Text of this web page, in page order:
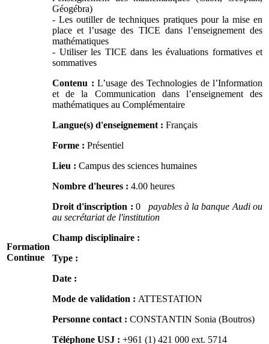
Formation
Continue
Géogébra)
- Les outiller de techniques pratiques pour la mise en
place et l’usage des TICE dans l’enseignement des
mathématiques
- Utiliser les TICE dans les évaluations formatives et
sommatives
Contenu : L’usage des Technologies de l’Information
et de la Communication dans l’enseignement des
mathématiques au Complémentaire
Langue(s) d'enseignement : Français
Forme : Présentiel
Lieu : Campus des sciences humaines
Nombre d'heures : 4.00 heures
Droit d'inscription : 0 payables à la banque Audi ou
au secrétariat de l'institution
Champ disciplinaire :
Type :
Date :
Mode de validation : ATTESTATION
Personne contact : CONSTANTIN Sonia (Boutros)
Téléphone USJ : +961 (1) 421 000 ext. 5714